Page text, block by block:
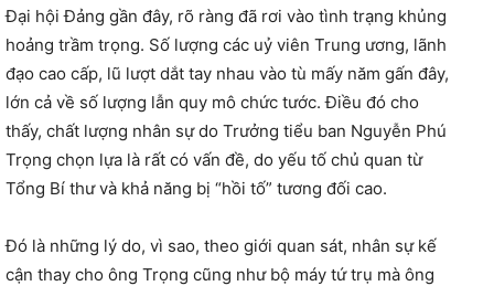
Đại hội Đảng gần đây, rõ ràng đã rơi vào tình trạng khủng
hoảng trầm trọng. Số lượng các uỷ viên Trung ương, lãnh
đạo cao cấp, lũ lượt dắt tay nhau vào tù mấy năm gấn đây,
lớn cả về số lượng lẫn quy mô chức tước. Điều đó cho
thấy, chất lượng nhân sự do Trưởng tiểu ban Nguyễn Phú
Trọng chọn lựa là rất có vấn đề, do yếu tố chủ quan từ
Tổng Bí thư và khả năng bị “hồi tố” tương đối cao.
Đó là những lý do, vì sao, theo giới quan sát, nhân sự kế
cận thay cho ông Trọng cũng như bộ máy tứ trụ mà ông